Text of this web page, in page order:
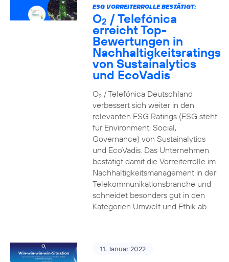
ESG VORREITERROLLE BESTÄTIGT:
O2 / Telefónica
erreicht Top-
Bewertungen in
Nachhaltigkeitsratings
von Sustainalytics
und EcoVadis
O2/ Telefónica Deutschland
verbessert sich weiter in den
relevanten ESG Ratings (ESG steht
für Environment, Social,
Governance) von Sustainalytics
und EcoVadis. Das Unternehmen
bestätigt damit die Vorreiterrolle im
Nachhaltigkeitsmanagement in der
Telekommunikationsbranche und
schneidet besonders gut in den
Kategorien Umwelt und Ethik ab.
11. Januar 2022